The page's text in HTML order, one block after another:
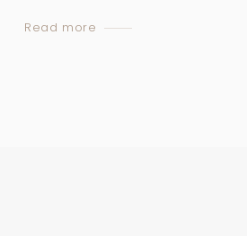
Read more